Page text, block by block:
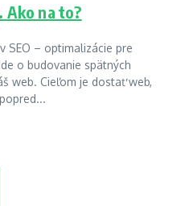
na to?
SEO – optimalizácie pre
o budovanie spätných
web. Cieľom je dostať web,